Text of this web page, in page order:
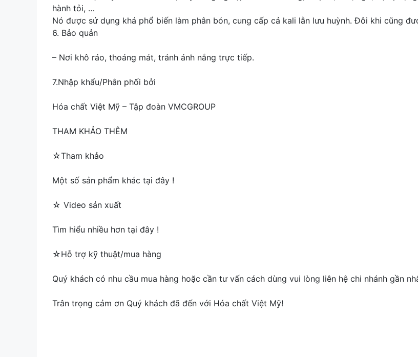
hành tỏi, …
Nó được sử dụng khá phổ biến làm phân bón, cung cấp cả kali lẫn lưu huỳnh. Đôi khi cũng
6. Bảo quản
– Nơi khô ráo, thoáng mát, tránh ánh nắng trực tiếp.
7.Nhập khẩu/Phân phối bởi
Hóa chất Việt Mỹ – Tập đoàn VMCGROUP
THAM KHẢO THÊM
☆Tham khảo
Một số sản phẩm khác tại đây !
☆ Video sản xuất
Tìm hiểu nhiều hơn tại đây !
☆Hỗ trợ kỹ thuật/mua hàng
Quý khách có nhu cầu mua hàng hoặc cần tư vấn cách dùng vui lòng liên hệ chi nhánh gần
Trân trọng cảm ơn Quý khách đã đến với Hóa chất Việt Mỹ!